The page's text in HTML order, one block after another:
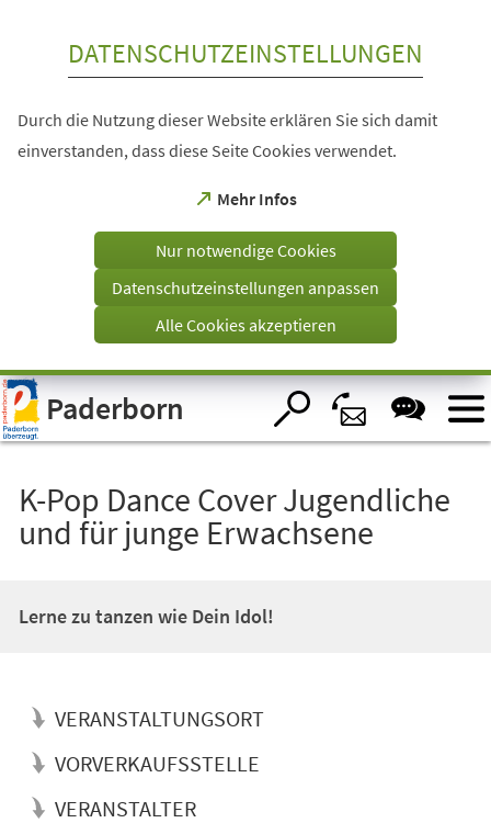
Visuelle
Assistenzsoftware
öffnen.
DATENSCHUTZEINSTELLUNGEN
Durch die Nutzung dieser Website erklären Sie sich damit
einverstanden, dass diese Seite Cookies verwendet.
Mehr Infos
(Öffnet
einem
Tab)
Nur notwendige Cookies
Datenschutzeinstellungen anpassen
Alle Cookies akzeptieren
Paderborn
K-Pop Dance Cover Jugendliche
und für junge Erwachsene
Lerne zu tanzen wie Dein Idol!
VERANSTALTUNGSORT
VORVERKAUFSSTELLE
VERANSTALTER